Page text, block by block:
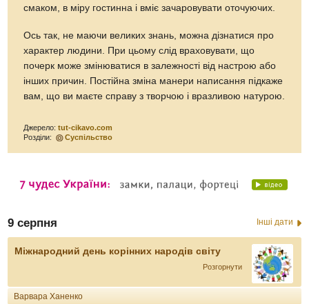
смаком, в міру гостинна і вміє зачаровувати оточуючих.
Ось так, не маючи великих знань, можна дізнатися про
характер людини. При цьому слід враховувати, що
почерк може змінюватися в залежності від настрою або
інших причин. Постійна зміна манери написання підкаже
вам, що ви маєте справу з творчою і вразливою натурою.
Джерело:tut-cikavo.com
Розділи:
Суспільство
9 серпня Інші дати
Міжнародний день корінних народів світу
Розгорнути
Варвара Ханенко